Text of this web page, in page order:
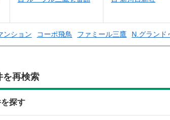
ンション コーポ飛鳥 ファミール三鷹 N.グランド
を再検索
探す